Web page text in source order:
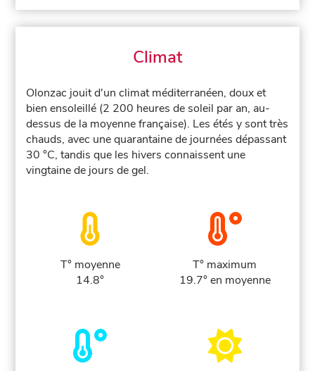
Climat
Olonzac jouit d'un climat méditerranéen, doux et
bien ensoleillé (2 200 heures de soleil par an, au-
dessus de la moyenne française). Les étés y sont très
chauds, avec une quarantaine de journées dépassant
30 °C, tandis que les hivers connaissent une
vingtaine de jours de gel.
T° moyenne
14.8°
T° maximum
19.7° en moyenne